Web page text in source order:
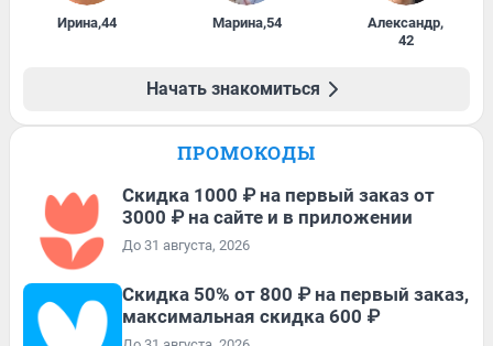
Ирина,44 Марина,54 Александр,
42
Начать знакомиться
ПРОМОКОДЫ
Скидка 1000 ₽ на первый заказ от
3000 ₽ на сайте и в приложении
До 31 августа, 2026
Скидка 50% от 800 ₽ на первый заказ,
максимальная скидка 600 ₽